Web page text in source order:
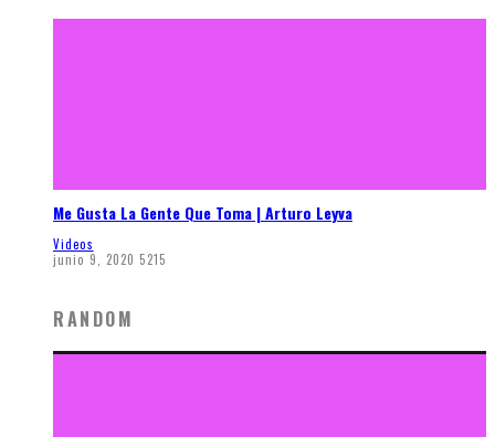
Me Gusta La Gente Que Toma | Arturo Leyva
Videos
junio 9, 2020 5215
RANDOM